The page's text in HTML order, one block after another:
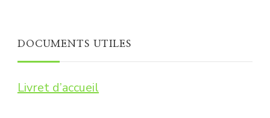
DOCUMENTS UTILES
Livret d’accueil